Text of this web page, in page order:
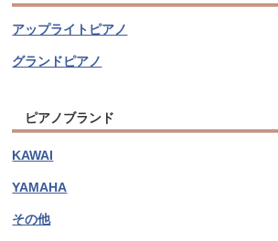
アップライトピアノ
グランドピアノ
ピアノブランド
KAWAI
YAMAHA
その他